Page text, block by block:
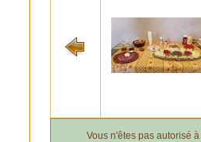
Vous n'êtes pas autorisé